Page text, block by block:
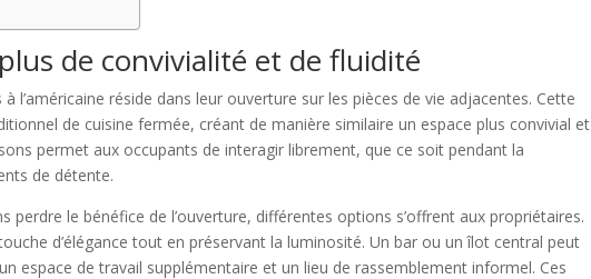
de convivialité et de fluidité
l’américaine réside dans leur ouverture sur les pièces de vie adjacentes. Cette
de cuisine fermée, créant de manière similaire un espace plus convivial et
permet aux occupants de interagir librement, que ce soit pendant la
de détente.
perdre le bénéfice de l’ouverture, différentes options s’offrent aux propriétaires.
d’élégance tout en préservant la luminosité. Un bar ou un îlot central peut
espace de travail supplémentaire et un lieu de rassemblement informel. Ces